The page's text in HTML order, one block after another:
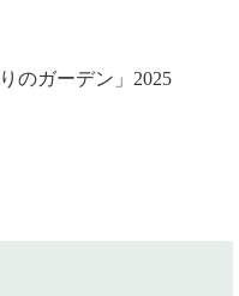
のガーデン」2025